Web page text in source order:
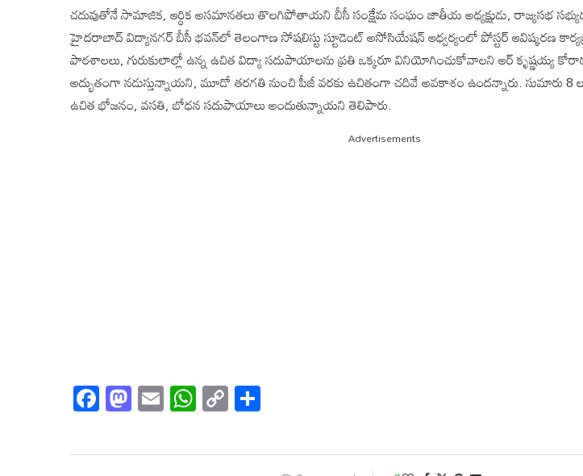
చదువుతోనే సామాజిక, ఆర్థిక అసమానతలు తొలగిపోతాయని బీసీ సంక్షేమ సంఘం జాతీయ అధ్యక్షుడు, రాజ్యసభ
హైదరాబాద్ విద్యానగర్ బీసీ భవన్‌లో తెలంగాణ సోషలిస్టు స్టూడెంట్ అసోసియేషన్ ఆధ్వర్యంలో పోస్టర్ ఆవిష్కరణ
పాఠశాలలు, గురుకులాల్లో ఉన్న ఉచిత విద్యా సదుపాయాలను ప్రతి ఒక్కరూ వినియోగించుకోవాలని ఆర్ కృష్ణయ్య
అద్భుతంగా నడుస్తున్నాయని, మూడో తరగతి నుంచి పీజీ వరకు ఉచితంగా చదివే అవకాశం ఉందన్నారు. సుమారు 8
ఉచిత భోజనం, వసతి, బోధన సదుపాయాలు అందుతున్నాయని తెలిపారు.
Advertisements
Facebook
Mastodon
EmailWhatsApp
Copy
Link